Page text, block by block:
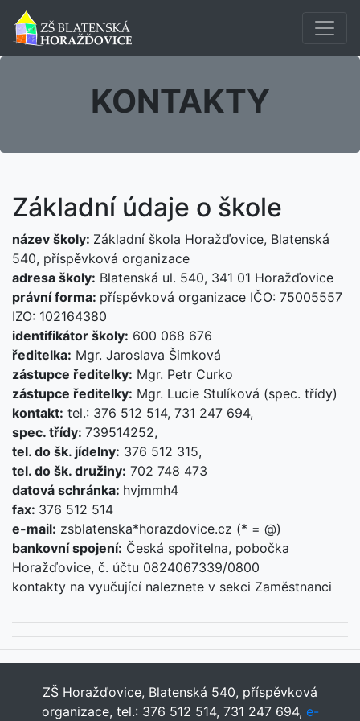
KONTAKTY
Základní údaje o škole
název školy: Základní škola Horažďovice, Blatenská
540, příspěvková organizace
adresa školy: Blatenská ul. 540, 341 01 Horažďovice
právní forma: příspěvková organizace IČO: 75005557
IZO: 102164380
identifikátor školy: 600 068 676
ředitelka: Mgr. Jaroslava Šimková
zástupce ředitelky: Mgr. Petr Curko
zástupce ředitelky: Mgr. Lucie Stulíková (spec. třídy)
kontakt: tel.: 376 512 514, 731 247 694,
spec. třídy: 739514252,
tel. do šk. jídelny: 376 512 315,
tel. do šk. družiny: 702 748 473
datová schránka: hvjmmh4
fax: 376 512 514
e-mail: zsblatenska*horazdovice.cz (* = @)
bankovní spojení: Česká spořitelna, pobočka
Horažďovice, č. účtu 0824067339/0800
kontakty na vyučující naleznete v sekci Zaměstnanci
ZŠ Horažďovice, Blatenská 540, příspěvková
organizace, tel.: 376 512 514, 731 247 694, e-